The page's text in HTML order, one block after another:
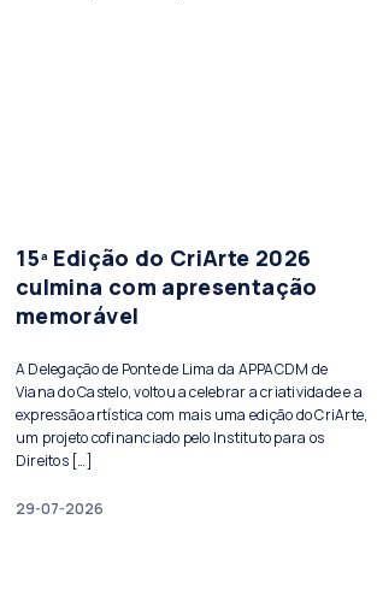
15ª Edição do CriArte 2026
culmina com apresentação
memorável
A Delegação de Ponte de Lima da APPACDM de
Viana do Castelo, voltou a celebrar a criatividade e a
expressão artística com mais uma edição do CriArte,
um projeto cofinanciado pelo Instituto para os
Direitos […]
29-07-2026